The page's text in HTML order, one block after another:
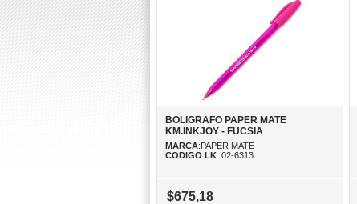
BOLIGRAFO PAPER MATE
KM.INKJOY - FUCSIA
MARCA:PAPER MATE
CODIGO LK: 02-6313
$675,18